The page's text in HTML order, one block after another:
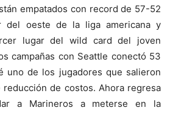
empatados con record de 57-52
del oeste de la liga americana y
lugar del wild card del joven
campañas con Seattle conectó 53
uno de los jugadores que salieron
de costos. Ahora regresa
a Marineros a meterse en la